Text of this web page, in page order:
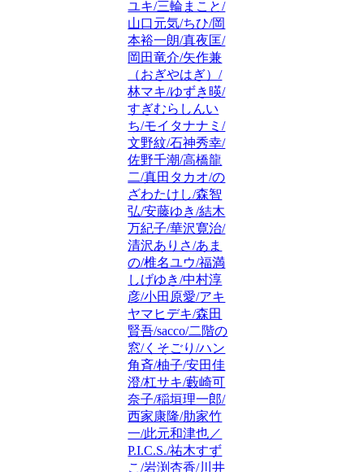
ユキ/三輪まこと/
山口元気/ちひ/岡
本裕一朗/真夜匡/
岡田竜介/矢作兼
（おぎやはぎ）/
林マキ/ゆずき暎/
すぎむらしんい
ち/モイタナナミ/
文野紋/石神秀幸/
佐野千潮/高橋龍
二/真田タカオ/の
ざわたけし/森智
弘/安藤ゆき/結木
万紀子/華沢寛治/
清沢ありさ/あま
の/椎名ユウ/福満
しげゆき/中村淳
彦/小田原愛/アキ
ヤマヒデキ/森田
賢吾/sacco/二階の
窓/くそごり/ハン
角斉/柚子/安田佳
澄/杠サキ/藪崎可
奈子/稲垣理一郎/
西家康隆/肋家竹
一/此元和津也／
P.I.C.S./祐木すず
こ/岩渕杏香/川井